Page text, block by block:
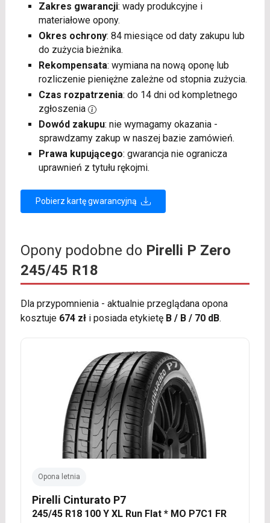
Zakres gwarancji: wady produkcyjne i
materiałowe opony.
Okres ochrony: 84 miesiące od daty zakupu lub
do zużycia bieżnika.
Rekompensata: wymiana na nową oponę lub
rozliczenie pieniężne zależne od stopnia zużycia.
Czas rozpatrzenia: do 14 dni od kompletnego
zgłoszenia
Dowód zakupu: nie wymagamy okazania -
sprawdzamy zakup w naszej bazie zamówień.
Prawa kupującego: gwarancja nie ogranicza
uprawnień z tytułu rękojmi.
Pobierz kartę gwarancyjną
Opony podobne do Pirelli P Zero
245/45 R18
Dla przypomnienia - aktualnie przeglądana opona
kosztuje 674 złi posiada etykietę B / B / 70 dB.
Opona letnia
Pirelli Cinturato P7
245/45 R18 100 Y XL Run Flat * MO P7C1 FR